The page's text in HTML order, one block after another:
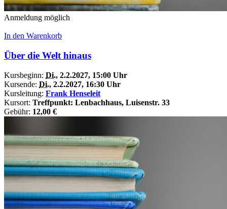
Anmeldung möglich
In den Warenkorb
Über die Welt hinaus
Kursbeginn: Di., 2.2.2027, 15:00 Uhr
Kursende: Di., 2.2.2027, 16:30 Uhr
Kursleitung: Frank Henseleit
Kursort: Treffpunkt: Lenbachhaus, Luisenstr. 33
Gebühr: 12,00 €